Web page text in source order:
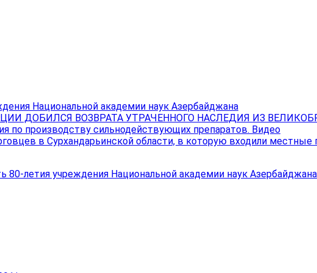
Национальной академии наук Азербайджана
ДОБИЛСЯ ВОЗВРАТА УТРАЧЕННОГО НАСЛЕДИЯ ИЗ
по производству сильнодействующих препаратов. Видео
в Сурхандарьинской области, в которую входили местные
80-летия учреждения Национальной академии наук Азербайджана